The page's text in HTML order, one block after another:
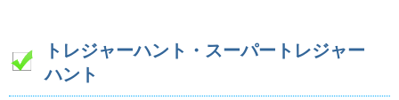
トレジャーハント・スーパートレジャー
ハント